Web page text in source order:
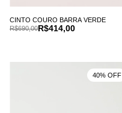
CINTO COURO BARRA VERDE
R$414,00
R$690,00
40% OFF